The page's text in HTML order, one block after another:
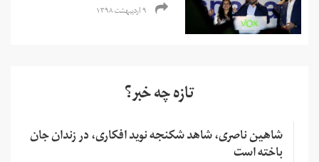
۹ اردیبهشت ۱۳۹۸
تازه چه خبر؟
شاهین ناصری، شاهد شکنجه نوید افکاری، در زندان جان
باخته است